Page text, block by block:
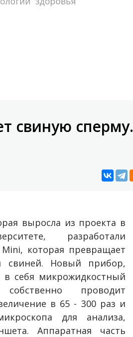
свиную сперму.
выросла из проекта в
разработали
которая превращает
свиней. Новый прибор,
в себя микрожидкостный
проводит
в 65 - 300 раз и
для анализа,
Аппаратная часть